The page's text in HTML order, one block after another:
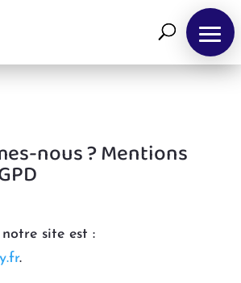
nous ? Mentions
notre site est :
.